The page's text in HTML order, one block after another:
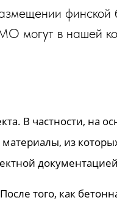
могут в нашей
В частности, на
из
того, как